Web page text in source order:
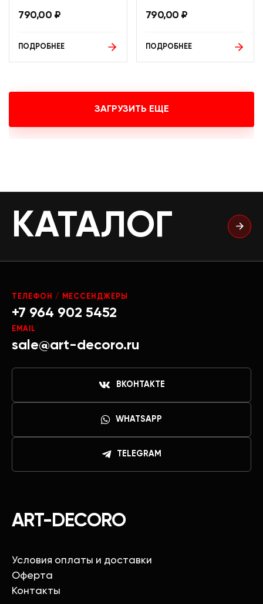
790,00 ₽
ПОДРОБНЕЕ
790,00 ₽
ПОДРОБНЕЕ
ЗАГРУЗИТЬ ЕЩЕ
КАТАЛОГ
ART-DECORO
Условия оплаты и доставки
Оферта
Контакты
ТЕЛЕФОН / МЕССЕНДЖЕРЫ
+7 964 902 5452
EMAIL
sale@art-decoro.ru
ВКОНТАКТЕ
WHATSAPP
TELEGRAM